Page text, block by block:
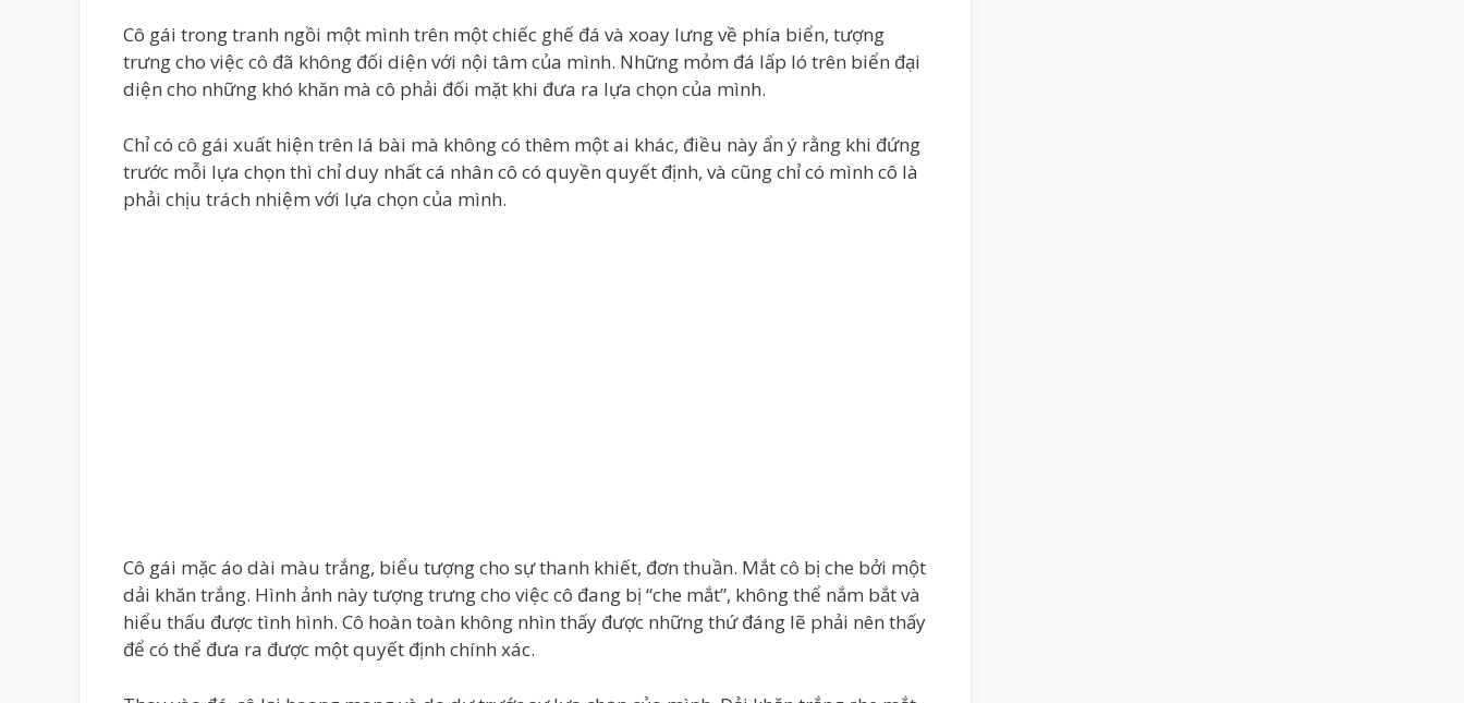
Cô gái trong tranh ngồi một mình trên một chiếc ghế đá và xoay lưng về phía biển, tượng
trưng cho việc cô đã không đối diện với nội tâm của mình. Những mỏm đá lấp ló trên biển đại
diện cho những khó khăn mà cô phải đối mặt khi đưa ra lựa chọn của mình.
Chỉ có cô gái xuất hiện trên lá bài mà không có thêm một ai khác, điều này ẩn ý rằng khi đứng
trước mỗi lựa chọn thì chỉ duy nhất cá nhân cô có quyền quyết định, và cũng chỉ có mình cô là
phải chịu trách nhiệm với lựa chọn của mình.
Cô gái mặc áo dài màu trắng, biểu tượng cho sự thanh khiết, đơn thuần. Mắt cô bị che bởi một
dải khăn trắng. Hình ảnh này tượng trưng cho việc cô đang bị “che mắt”, không thể nắm bắt và
hiểu thấu được tình hình. Cô hoàn toàn không nhìn thấy được những thứ đáng lẽ phải nên thấy
để có thể đưa ra được một quyết định chính xác.